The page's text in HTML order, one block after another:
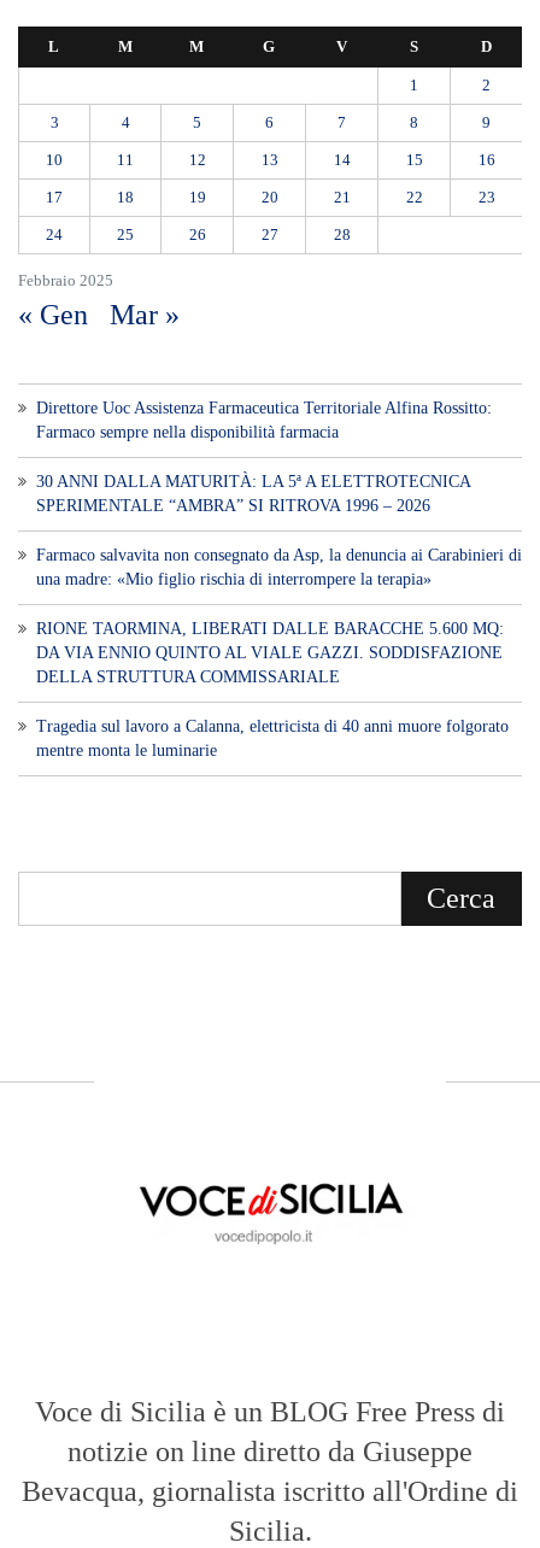
Febbraio 2025
L M M G V S D
1 2
3 4 5 6 7 8 9
10 11 12 13 14 15 16
17 18 19 20 21 22 23
24 25 26 27 28
« Gen Mar »
Direttore Uoc Assistenza Farmaceutica Territoriale Alfina Rossitto:
Farmaco sempre nella disponibilità farmacia
30 ANNI DALLA MATURITÀ: LA 5ª A ELETTROTECNICA
SPERIMENTALE “AMBRA” SI RITROVA 1996 – 2026
Farmaco salvavita non consegnato da Asp, la denuncia ai Carabinieri di
una madre: «Mio figlio rischia di interrompere la terapia»
RIONE TAORMINA, LIBERATI DALLE BARACCHE 5.600 MQ:
DA VIA ENNIO QUINTO AL VIALE GAZZI. SODDISFAZIONE
DELLA STRUTTURA COMMISSARIALE
Tragedia sul lavoro a Calanna, elettricista di 40 anni muore folgorato
mentre monta le luminarie
Voce di Sicilia è un BLOG Free Press di
notizie on line diretto da Giuseppe
Bevacqua, giornalista iscritto all'Ordine di
Sicilia.